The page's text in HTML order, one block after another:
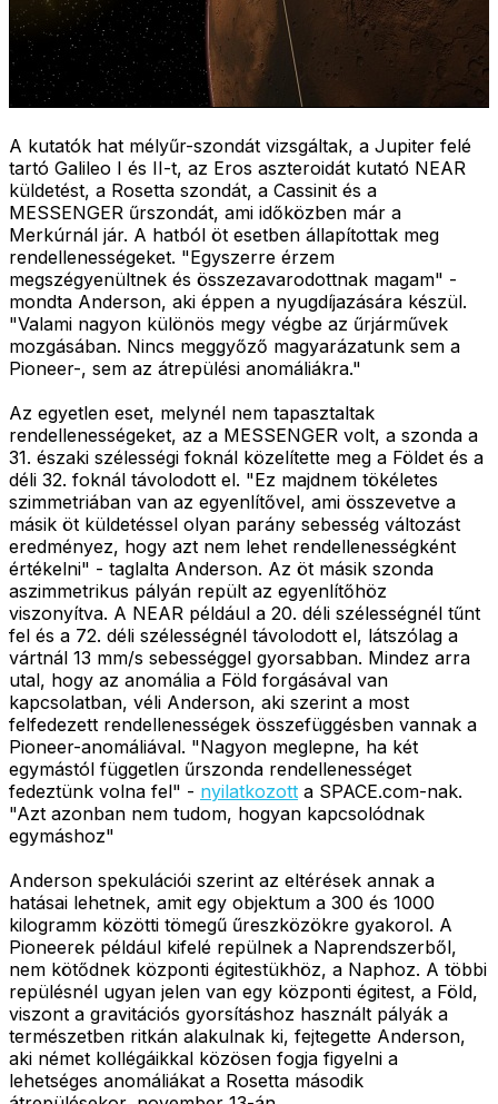
A kutatók hat mélyűr-szondát vizsgáltak, a Jupiter felé
tartó Galileo I és II-t, az Eros aszteroidát kutató NEAR
küldetést, a Rosetta szondát, a Cassinit és a
MESSENGER űrszondát, ami időközben már a
Merkúrnál jár. A hatból öt esetben állapítottak meg
rendellenességeket. "Egyszerre érzem
megszégyenültnek és összezavarodottnak magam" -
mondta Anderson, aki éppen a nyugdíjazására készül.
"Valami nagyon különös megy végbe az űrjárművek
mozgásában. Nincs meggyőző magyarázatunk sem a
Pioneer-, sem az átrepülési anomáliákra."
Az egyetlen eset, melynél nem tapasztaltak
rendellenességeket, az a MESSENGER volt, a szonda a
31. északi szélességi foknál közelítette meg a Földet és a
déli 32. foknál távolodott el. "Ez majdnem tökéletes
szimmetriában van az egyenlítővel, ami összevetve a
másik öt küldetéssel olyan parány sebesség változást
eredményez, hogy azt nem lehet rendellenességként
értékelni" - taglalta Anderson. Az öt másik szonda
aszimmetrikus pályán repült az egyenlítőhöz
viszonyítva. A NEAR például a 20. déli szélességnél tűnt
fel és a 72. déli szélességnél távolodott el, látszólag a
vártnál 13 mm/s sebességgel gyorsabban. Mindez arra
utal, hogy az anomália a Föld forgásával van
kapcsolatban, véli Anderson, aki szerint a most
felfedezett rendellenességek összefüggésben vannak a
Pioneer-anomáliával. "Nagyon meglepne, ha két
egymástól független űrszonda rendellenességet
fedeztünk volna fel" - nyilatkozott a SPACE.com-nak.
"Azt azonban nem tudom, hogyan kapcsolódnak
egymáshoz"
Anderson spekulációi szerint az eltérések annak a
hatásai lehetnek, amit egy objektum a 300 és 1000
kilogramm közötti tömegű űreszközökre gyakorol. A
Pioneerek például kifelé repülnek a Naprendszerből,
nem kötődnek központi égitestükhöz, a Naphoz. A többi
repülésnél ugyan jelen van egy központi égitest, a Föld,
viszont a gravitációs gyorsításhoz használt pályák a
természetben ritkán alakulnak ki, fejtegette Anderson,
aki német kollégáikkal közösen fogja figyelni a
lehetséges anomáliákat a Rosetta második